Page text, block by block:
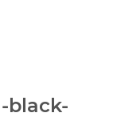
-black-